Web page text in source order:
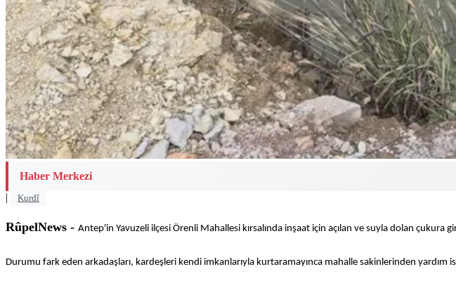
Haber Merkezi
|
Kurdî
RûpelNews - Antep'in Yavuzeli ilçesi Örenli Mahallesi kırsalında inşaat için açılan ve suyla dolan
Durumu fark eden arkadaşları, kardeşleri kendi imkanlarıyla kurtaramayınca mahalle sakinlerinden yardım